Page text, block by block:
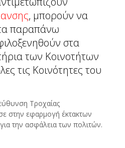
, μπορούν να
παραπάνω
στα
των Κοινοτήτων
τις Κοινότητες του
Τροχαίας
στην εφαρμογή έκτακτων
την ασφάλεια των πολιτών.